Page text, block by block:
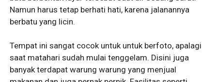
Namun harus tetap berhati hati, karena jalanannya
berbatu yang licin.
Tempat ini sangat cocok untuk untuk berfoto, apalagi
saat matahari sudah mulai tenggelam. Disini juga
banyak terdapat warung warung yang menjual